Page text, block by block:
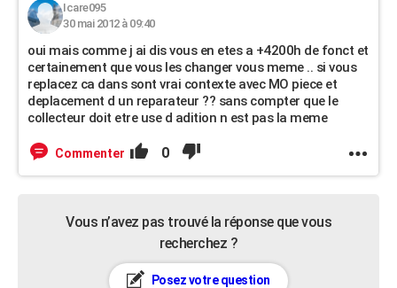
Icare095
30 mai 2012 à 09:40
oui mais comme j ai dis vous en etes a +4200h de fonct et
certainement que vous les changer vous meme .. si vous
replacez ca dans sont vrai contexte avec MO piece et
deplacement d un reparateur ?? sans compter que le
collecteur doit etre use d adition n est pas la meme
Commenter 0
Vous n’avez pas trouvé la réponse que vous
recherchez ?
Posez votre question